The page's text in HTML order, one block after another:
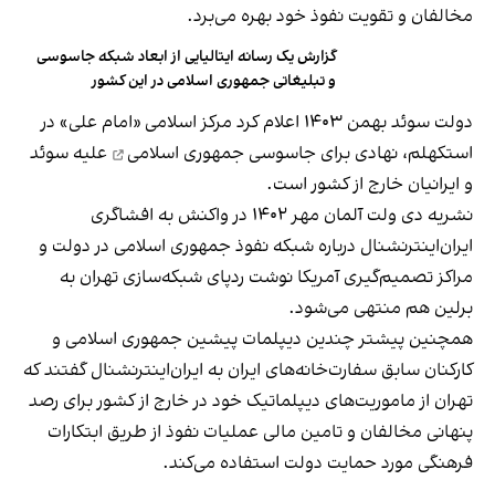
مخالفان و تقویت نفوذ خود بهره می‌برد.
گزارش یک رسانه ایتالیایی از ابعاد شبکه جاسوسی
و تبلیغاتی جمهوری اسلامی در این کشور
دولت سوئد بهمن ۱۴۰۳ اعلام کرد مرکز اسلامی «امام علی» در
استکهلم، نهادی برای جاسوسی جمهوری اسلامی
علیه سوئد
و ایرانیان خارج از کشور است.
نشریه دی ولت آلمان مهر ۱۴۰۲ در واکنش به افشاگری
ایران‌اینترنشنال درباره شبکه نفوذ جمهوری اسلامی در دولت و
مراکز تصمیم‌گیری‌ آمریکا نوشت ردپای شبکه‌سازی تهران به
برلین هم منتهی می‌شود.
همچنین پیشتر چندین دیپلمات پیشین جمهوری اسلامی و
کارکنان سابق سفارت‌خانه‌های ایران به ایران‌اینترنشنال گفتند که
تهران از ماموریت‌های دیپلماتیک خود در خارج از کشور برای رصد
پنهانی مخالفان و تامین مالی عملیات نفوذ از طریق ابتکارات
فرهنگی مورد حمایت دولت‌ استفاده می‌کند.